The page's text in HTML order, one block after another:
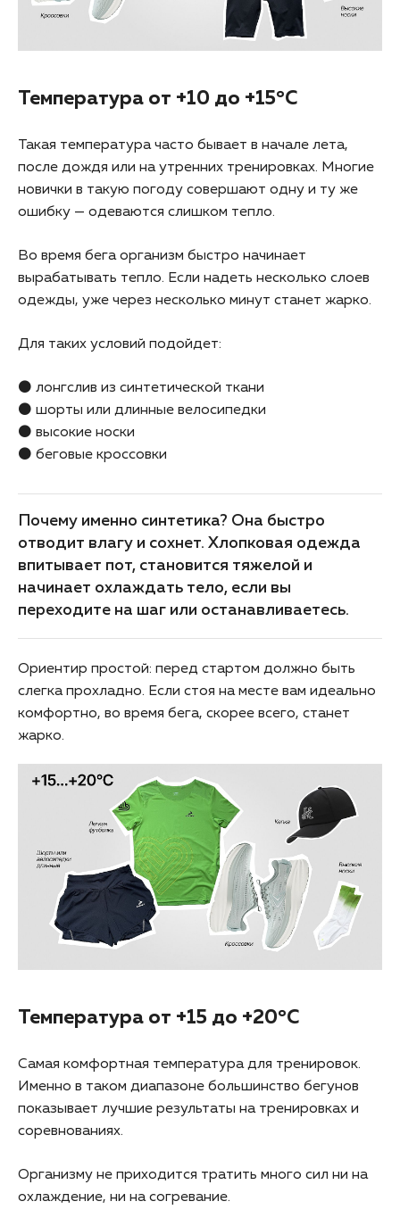
Температура от +10 до +15°C
Такая температура часто бывает в начале лета,
после дождя или на утренних тренировках. Многие
новички в такую погоду совершают одну и ту же
ошибку — одеваются слишком тепло.
Во время бега организм быстро начинает
вырабатывать тепло. Если надеть несколько слоев
одежды, уже через несколько минут станет жарко.
Для таких условий подойдет:
⚫ лонгслив из синтетической ткани
⚫ шорты или длинные велосипедки
⚫ высокие носки
⚫ беговые кроссовки
Почему именно синтетика? Она быстро
отводит влагу и сохнет. Хлопковая одежда
впитывает пот, становится тяжелой и
начинает охлаждать тело, если вы
переходите на шаг или останавливаетесь.
Ориентир простой: перед стартом должно быть
слегка прохладно. Если стоя на месте вам идеально
комфортно, во время бега, скорее всего, станет
жарко.
Температура от +15 до +20°C
Самая комфортная температура для тренировок.
Именно в таком диапазоне большинство бегунов
показывает лучшие результаты на тренировках и
соревнованиях.
Организму не приходится тратить много сил ни на
охлаждение, ни на согревание.